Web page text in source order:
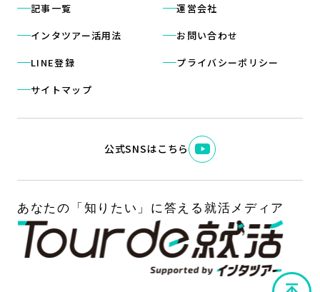
記事一覧
インタツアー活用法
LINE登録
サイトマップ
運営会社
お問い合わせ
プライバシーポリシー
公式SNSはこちら